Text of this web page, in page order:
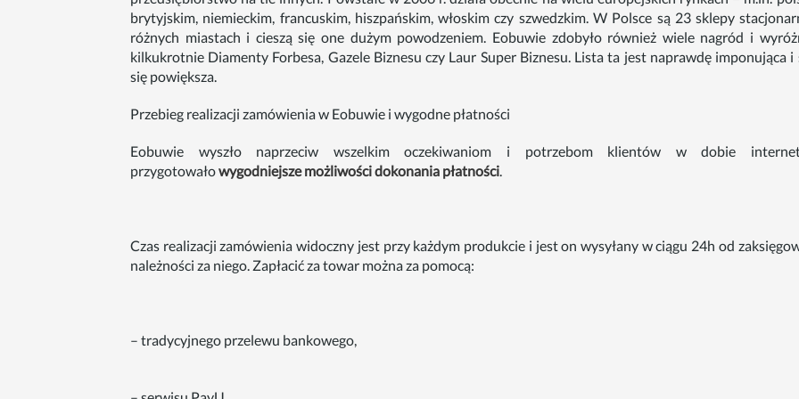
brytyjskim, niemieckim, francuskim, hiszpańskim, włoskim czy szwedzkim. W Polsce są 23 sklepy
różnych miastach i cieszą się one dużym powodzeniem. Eobuwie zdobyło również wiele nagród i
kilkukrotnie Diamenty Forbesa, Gazele Biznesu czy Laur Super Biznesu. Lista ta jest naprawdę imponująca i
się powiększa.
Przebieg realizacji zamówienia w Eobuwie i wygodne płatności
Eobuwie wyszło naprzeciw wszelkim oczekiwaniom i potrzebom klientów w dobie
przygotowałowygodniejsze możliwości dokonania płatności
Czas realizacji zamówienia widoczny jest przy każdym produkcie i jest on wysyłany w ciągu 24h od
należności za niego. Zapłacić za towar można za pomocą:
– tradycyjnego przelewu bankowego,